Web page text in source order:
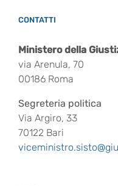
CONTATTI
Ministero della
via Arenula, 70
00186 Roma
Segreteria politica
Via Argiro, 33
70122 Bari